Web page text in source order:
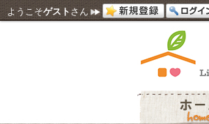
ようこそゲスト さん